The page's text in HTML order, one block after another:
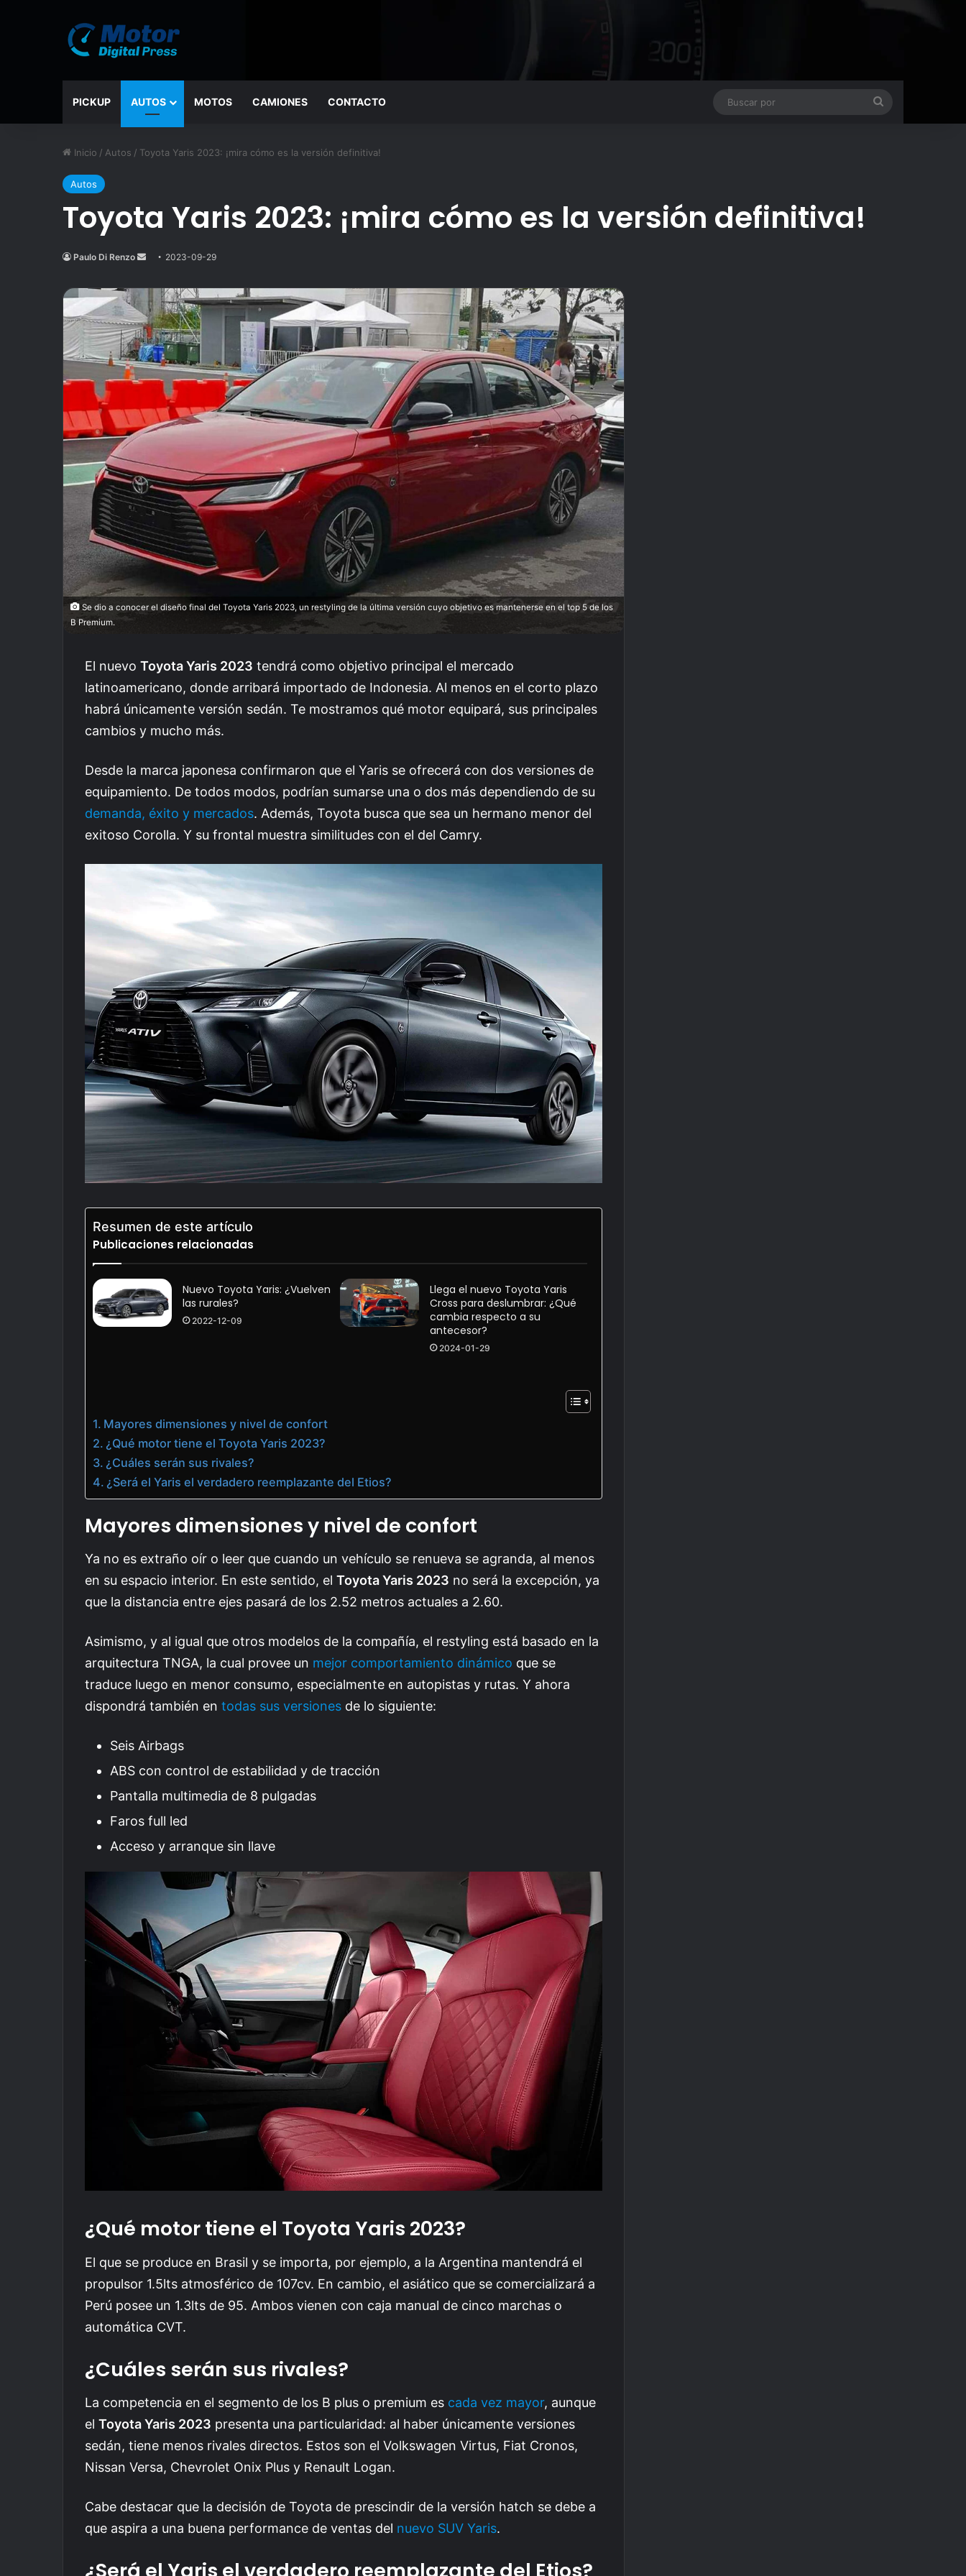
PICKUP AUTOS MOTOS CAMIONES CONTACTO
Inicio / Autos / Toyota Yaris 2023: ¡mira cómo es la versión definitiva!
Autos
Toyota Yaris 2023: ¡mira cómo es la versión definitiva!
Paulo Di Renzo
Send
email
2023-09-29
Se dio a conocer el diseño final del Toyota Yaris 2023, un restyling de la última versión cuyo objetivo es mantenerse en el top 5 de los
B Premium.
El nuevo Toyota Yaris 2023 tendrá como objetivo principal el mercado
latinoamericano, donde arribará importado de Indonesia. Al menos en el corto plazo
habrá únicamente versión sedán. Te mostramos qué motor equipará, sus principales
cambios y mucho más.
Desde la marca japonesa confirmaron que el Yaris se ofrecerá con dos versiones de
equipamiento. De todos modos, podrían sumarse una o dos más dependiendo de su
demanda, éxito y mercados. Además, Toyota busca que sea un hermano menor del
exitoso Corolla. Y su frontal muestra similitudes con el del Camry.
Resumen de este artículo
Publicaciones relacionadas
Nuevo Toyota Yaris: ¿Vuelven
las rurales?
2022-12-09
Llega el nuevo Toyota Yaris
Cross para deslumbrar: ¿Qué
cambia respecto a su
antecesor?
2024-01-29
Mayores dimensiones y nivel de confort
¿Qué motor tiene el Toyota Yaris 2023?
¿Cuáles serán sus rivales?
¿Será el Yaris el verdadero reemplazante del Etios?
Mayores dimensiones y nivel de confort
Ya no es extraño oír o leer que cuando un vehículo se renueva se agranda, al menos
en su espacio interior. En este sentido, el Toyota Yaris 2023 no será la excepción, ya
que la distancia entre ejes pasará de los 2.52 metros actuales a 2.60.
Asimismo, y al igual que otros modelos de la compañía, el restyling está basado en la
arquitectura TNGA, la cual provee un mejor comportamiento dinámico que se
traduce luego en menor consumo, especialmente en autopistas y rutas. Y ahora
dispondrá también en todas sus versiones de lo siguiente:
Seis Airbags
ABS con control de estabilidad y de tracción
Pantalla multimedia de 8 pulgadas
Faros full led
Acceso y arranque sin llave
¿Qué motor tiene el Toyota Yaris 2023?
El que se produce en Brasil y se importa, por ejemplo, a la Argentina mantendrá el
propulsor 1.5lts atmosférico de 107cv. En cambio, el asiático que se comercializará a
Perú posee un 1.3lts de 95. Ambos vienen con caja manual de cinco marchas o
automática CVT.
¿Cuáles serán sus rivales?
La competencia en el segmento de los B plus o premium es cada vez mayor, aunque
el Toyota Yaris 2023 presenta una particularidad: al haber únicamente versiones
sedán, tiene menos rivales directos. Estos son el Volkswagen Virtus, Fiat Cronos,
Nissan Versa, Chevrolet Onix Plus y Renault Logan.
Cabe destacar que la decisión de Toyota de prescindir de la versión hatch se debe a
que aspira a una buena performance de ventas del nuevo SUV Yaris.